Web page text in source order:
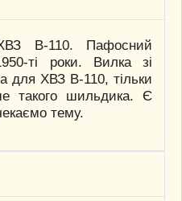
В-110. Пафосний
ті роки. Вилка зі
для ХВЗ В-110, тільки
такого шильдика. Є
тему.